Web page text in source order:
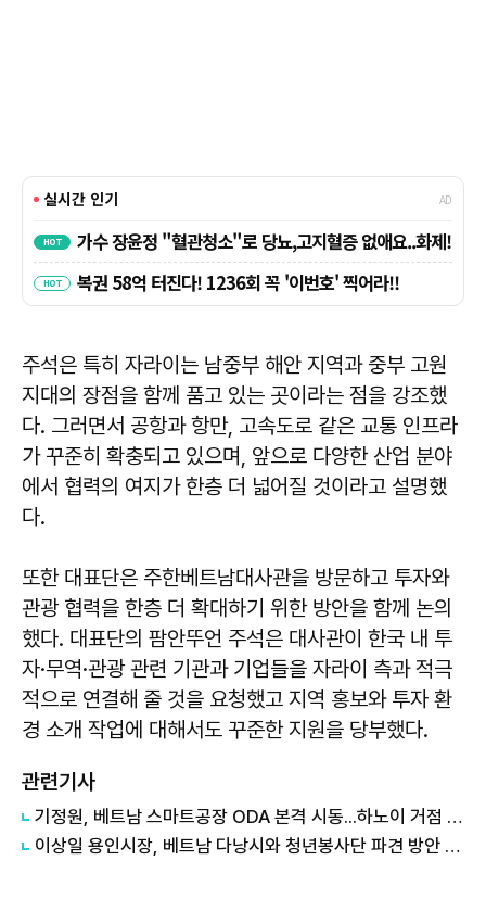
주석은 특히 자라이는 남중부 해안 지역과 중부 고원
지대의 장점을 함께 품고 있는 곳이라는 점을 강조했
다. 그러면서 공항과 항만, 고속도로 같은 교통 인프라
가 꾸준히 확충되고 있으며, 앞으로 다양한 산업 분야
에서 협력의 여지가 한층 더 넓어질 것이라고 설명했
다.
또한 대표단은 주한베트남대사관을 방문하고 투자와
관광 협력을 한층 더 확대하기 위한 방안을 함께 논의
했다. 대표단의 팜안뚜언 주석은 대사관이 한국 내 투
자·무역·관광 관련 기관과 기업들을 자라이 측과 적극
적으로 연결해 줄 것을 요청했고 지역 홍보와 투자 환
경 소개 작업에 대해서도 꾸준한 지원을 당부했다.
관련기사
기정원, 베트남 스마트공장 ODA 본격 시동...하노이 거점 개소
이상일 용인시장, 베트남 다낭시와 청년봉사단 파견 방안 논의